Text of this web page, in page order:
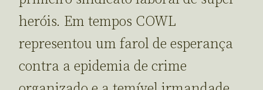
heróis. Em tempos COWL
representou um farol de esperança
contra a epidemia de crime